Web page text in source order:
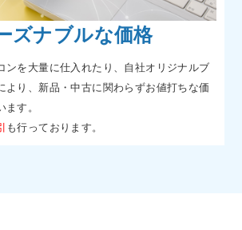
ズナブルな価格
ンを大量に仕入れたり、自社オリジナルブ
より、新品・中古に関わらずお値打ちな価
す。
も行っております。